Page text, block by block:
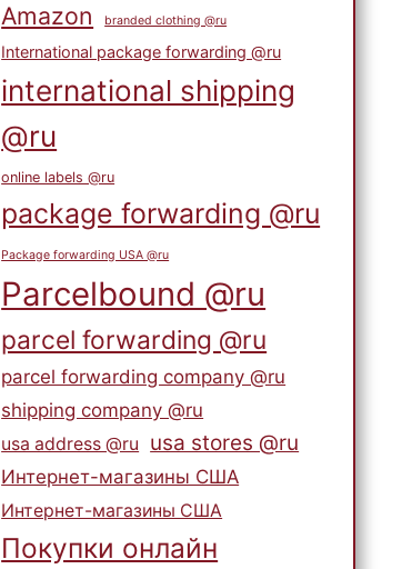
Amazon branded clothing @ru
International package forwarding @ru
international shipping
@ru
online labels @ru
package forwarding @ru
Package forwarding USA @ru
Parcelbound @ru
parcel forwarding @ru
parcel forwarding company @ru
shipping company @ru
usa address @ru usa stores @ru
Интернет-магазины США
Интернет-магазины США
Покупки онлайн